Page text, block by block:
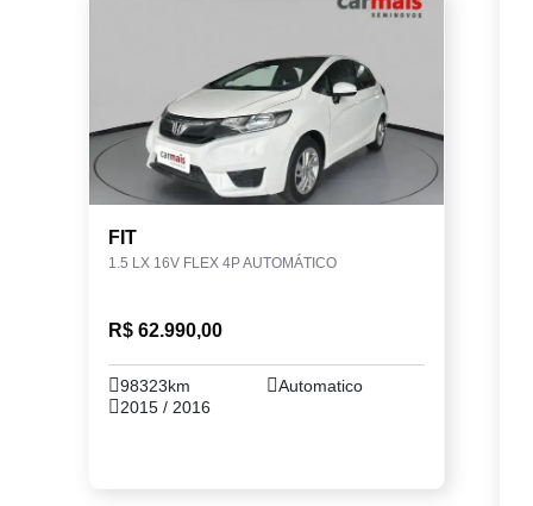
FIT
1.5 LX 16V FLEX 4P AUTOMÁTICO
R$ 62.990,00
98323km
Automatico
2015 / 2016